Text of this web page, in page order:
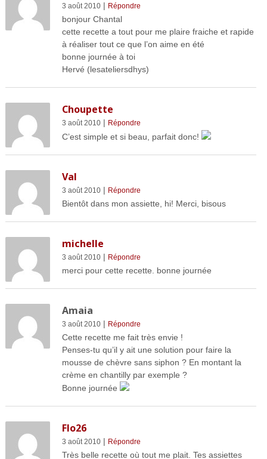
3 août 2010| Répondre
bonjour Chantal
cette recette a tout pour me plaire fraiche et rapide
à réaliser tout ce que l’on aime en été
bonne journée à toi
Hervé (lesateliersdhys)
Choupette
3 août 2010| Répondre
C’est simple et si beau, parfait donc!
Val
3 août 2010| Répondre
Bientôt dans mon assiette, hi! Merci, bisous
michelle
3 août 2010| Répondre
merci pour cette recette. bonne journée
Amaia
3 août 2010| Répondre
Cette recette me fait très envie !
Penses-tu qu’il y ait une solution pour faire la
mousse de chèvre sans siphon ? En montant la
crème en chantilly par exemple ?
Bonne journée
Flo26
3 août 2010| Répondre
Très belle recette où tout me plait. Tes assiettes